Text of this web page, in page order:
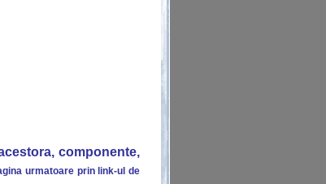
componente,
urmatoare prin link-ul de